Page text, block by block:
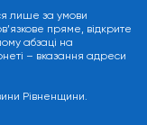
лише за умови
пряме, відкрите
абзаці на
– вказання адреси
Рівненщини.